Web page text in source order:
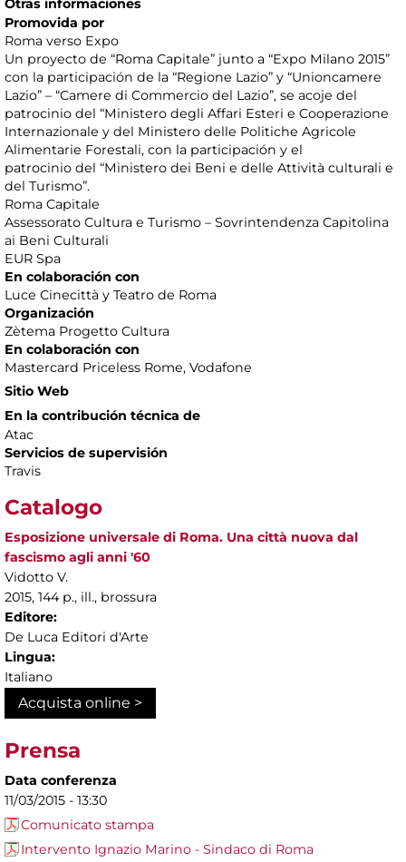
Otras informaciones
Promovida por
Roma verso Expo
Un proyecto de “Roma Capitale” junto a “Expo Milano 2015”
con la participación de la “Regione Lazio” y “Unioncamere
Lazio” – “Camere di Commercio del Lazio”, se acoje del
patrocinio del “Ministero degli Affari Esteri e Cooperazione
Internazionale y del Ministero delle Politiche Agricole
Alimentarie Forestali, con la participación y el
patrocinio del “Ministero dei Beni e delle Attività culturali e
del Turismo”.
Roma Capitale
Assessorato Cultura e Turismo – Sovrintendenza Capitolina
ai Beni Culturali
EUR Spa
En colaboración con
Luce Cinecittà y Teatro de Roma
Organización
Zètema Progetto Cultura
En colaboración con
Mastercard Priceless Rome, Vodafone
Sitio Web
En la contribución técnica de
Atac
Servicios de supervisión
Travis
Catalogo
Esposizione universale di Roma. Una città nuova dal
fascismo agli anni '60
Vidotto V.
2015, 144 p., ill., brossura
Editore:
De Luca Editori d'Arte
Lingua:
Italiano
Acquista online >
Prensa
Data conferenza
11/03/2015 - 13:30
Comunicato stampa
Intervento Ignazio Marino - Sindaco di Roma